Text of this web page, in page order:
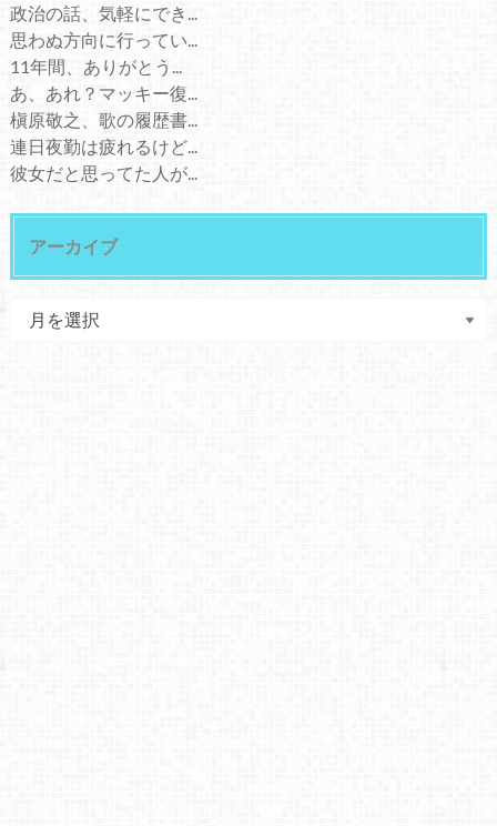
政治の話、気軽にでき...
思わぬ方向に行ってい...
11年間、ありがとう...
あ、あれ？マッキー復...
槇原敬之、歌の履歴書...
連日夜勤は疲れるけど...
彼女だと思ってた人が...
アーカイブ